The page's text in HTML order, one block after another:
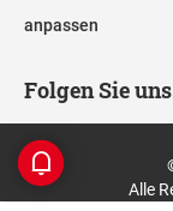
anpassen
Folgen Sie
Alle